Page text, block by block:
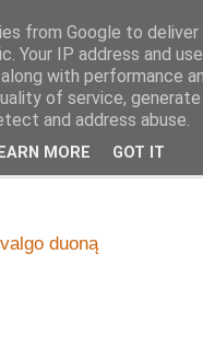
Vilkas, tik Lapė.
duoną
from Google to
Your IP address and
with performance
of service, generate
and address abuse.
MORE GOT IT